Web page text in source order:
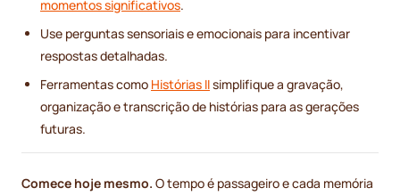
momentos significativos.
Use perguntas sensoriais e emocionais para incentivar
respostas detalhadas.
Ferramentas como Histórias IIsimplifique a gravação,
organização e transcrição de histórias para as gerações
futuras.
Comece hoje mesmo. O tempo é passageiro e cada memória